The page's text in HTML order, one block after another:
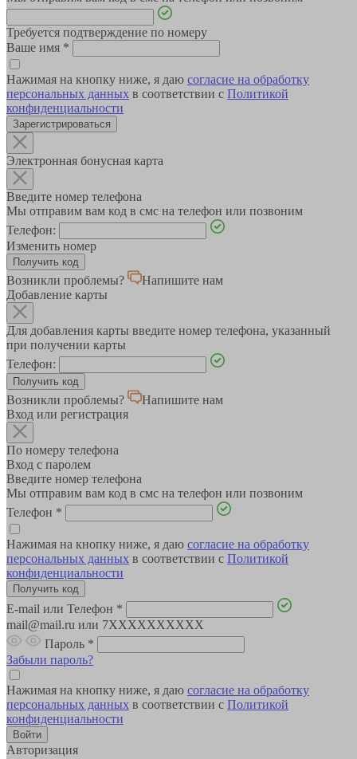
Требуется подтверждение по номеру
Ваше имя *
Нажимая на кнопку ниже, я даю согласие на обработку
персональных данных в соответствии с Политикой
конфиденциальности
Зарегистрироваться
Электронная бонусная карта
Введите номер телефона
Мы отправим вам код в смс на телефон или позвоним
Телефон:
Изменить номер
Возникли проблемы?
Напишите нам
Добавление карты
Для добавления карты введите номер телефона, указанный
при получении карты
Телефон:
Возникли проблемы?
Напишите нам
Вход или регистрация
По номеру телефона
Вход с паролем
Введите номер телефона
Мы отправим вам код в смс на телефон или позвоним
Телефон *
Нажимая на кнопку ниже, я даю согласие на обработку
персональных данных в соответствии с Политикой
конфиденциальности
E-mail или Телефон *
mail@mail.ru или 7XXXXXXXXXX
Пароль *
Забыли пароль?
Нажимая на кнопку ниже, я даю согласие на обработку
персональных данных в соответствии с Политикой
конфиденциальности
Авторизация